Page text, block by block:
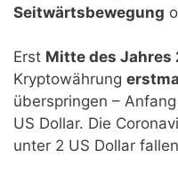
Seitwärtsbewegung
Erst Mitte des Jahres
Kryptowährung
überspringen –
US Dollar. Die
unter 2 US Dollar